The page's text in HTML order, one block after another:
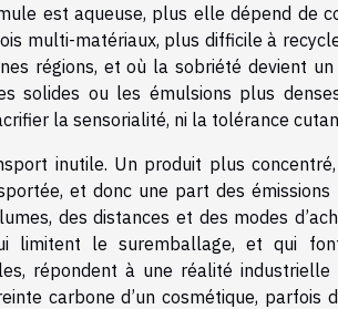
est aqueuse, plus elle dépend de
multi-matériaux, plus difficile à
régions, et où la sobriété devient
solides ou les émulsions plus
la sensorialité, ni la tolérance
inutile. Un produit plus
et donc une part des émissions
des distances et des modes
limitent le suremballage, et qui
répondent à une réalité industrielle
carbone d’un cosmétique, parfois